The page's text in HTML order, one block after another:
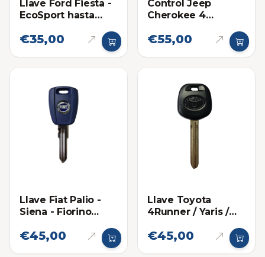
Llave Ford Fiesta -
EcoSport hasta
€35,00
Control Jeep
Cherokee 4
€55,00
Llave Fiat Palio -
Siena - Fiorino
€45,00
Llave Toyota
4Runner / Yaris /
€45,00